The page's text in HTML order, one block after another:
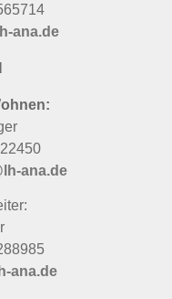
ana.de
ana.de
ana.de